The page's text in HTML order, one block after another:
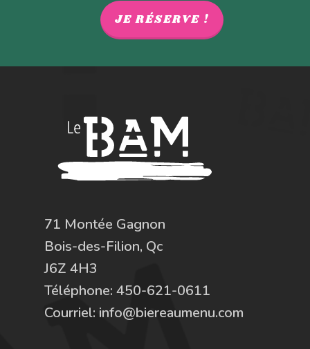
JE RÉSERVE !
71 Montée Gagnon
Bois-des-Filion, Qc
J6Z 4H3
Téléphone: 450-621-0611
Courriel: info@biereaumenu.com